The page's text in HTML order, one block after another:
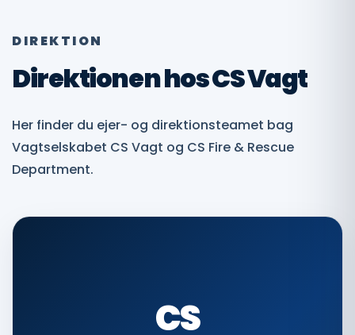
DIREKTION
Direktionen hos CS Vagt
Her finder du ejer- og direktionsteamet bag
Vagtselskabet CS Vagt og CS Fire & Rescue
Department.
CS